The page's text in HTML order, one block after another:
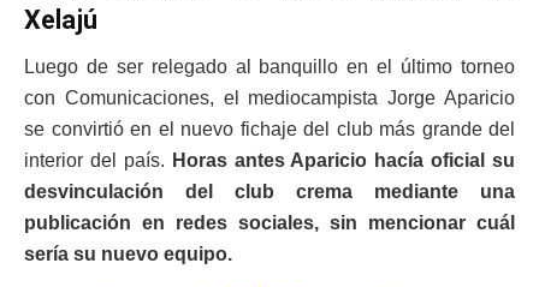
Xelajú
Luego de ser relegado al banquillo en el último torneo
con Comunicaciones, el mediocampista Jorge Aparicio
se convirtió en el nuevo fichaje del club más grande del
interior del país. Horas antes Aparicio hacía oficial su
desvinculación del club crema mediante una
publicación en redes sociales, sin mencionar cuál
sería su nuevo equipo.